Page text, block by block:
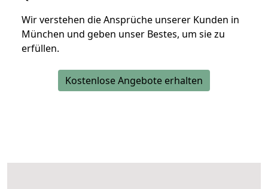
Wir verstehen die Ansprüche unserer Kunden in
München und geben unser Bestes, um sie zu
erfüllen.
Kostenlose Angebote erhalten